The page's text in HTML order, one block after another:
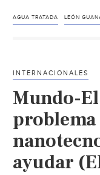
AGUA TRATADA LEÓN
INTERNACIONALES
Mundo-
ayudar